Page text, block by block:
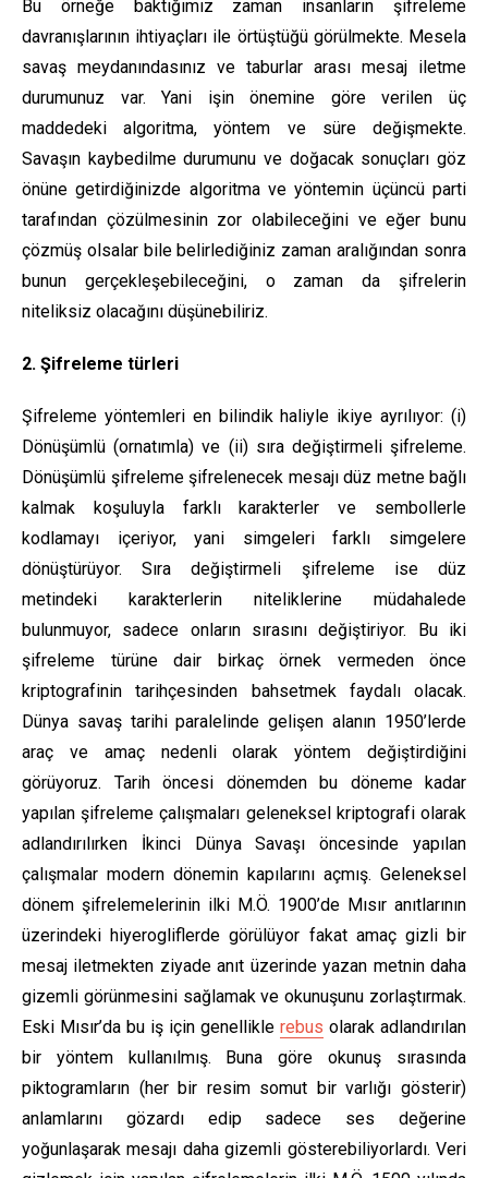
Bu örneğe baktığımız zaman insanların şifreleme
davranışlarının ihtiyaçları ile örtüştüğü görülmekte. Mesela
savaş meydanındasınız ve taburlar arası mesaj iletme
durumunuz var. Yani işin önemine göre verilen üç
maddedeki algoritma, yöntem ve süre değişmekte.
Savaşın kaybedilme durumunu ve doğacak sonuçları göz
önüne getirdiğinizde algoritma ve yöntemin üçüncü parti
tarafından çözülmesinin zor olabileceğini ve eğer bunu
çözmüş olsalar bile belirlediğiniz zaman aralığından sonra
bunun gerçekleşebileceğini, o zaman da şifrelerin
niteliksiz olacağını düşünebiliriz.
2. Şifreleme türleri
Şifreleme yöntemleri en bilindik haliyle ikiye ayrılıyor: (i)
Dönüşümlü (ornatımla) ve (ii) sıra değiştirmeli şifreleme.
Dönüşümlü şifreleme şifrelenecek mesajı düz metne bağlı
kalmak koşuluyla farklı karakterler ve sembollerle
kodlamayı içeriyor, yani simgeleri farklı simgelere
dönüştürüyor. Sıra değiştirmeli şifreleme ise düz
metindeki karakterlerin niteliklerine müdahalede
bulunmuyor, sadece onların sırasını değiştiriyor. Bu iki
şifreleme türüne dair birkaç örnek vermeden önce
kriptografinin tarihçesinden bahsetmek faydalı olacak.
Dünya savaş tarihi paralelinde gelişen alanın 1950’lerde
araç ve amaç nedenli olarak yöntem değiştirdiğini
görüyoruz. Tarih öncesi dönemden bu döneme kadar
yapılan şifreleme çalışmaları geleneksel kriptografi olarak
adlandırılırken İkinci Dünya Savaşı öncesinde yapılan
çalışmalar modern dönemin kapılarını açmış. Geleneksel
dönem şifrelemelerinin ilki M.Ö. 1900’de Mısır anıtlarının
üzerindeki hiyerogliflerde görülüyor fakat amaç gizli bir
mesaj iletmekten ziyade anıt üzerinde yazan metnin daha
gizemli görünmesini sağlamak ve okunuşunu zorlaştırmak.
Eski Mısır’da bu iş için genellikle rebus olarak adlandırılan
bir yöntem kullanılmış. Buna göre okunuş sırasında
piktogramların (her bir resim somut bir varlığı gösterir)
anlamlarını gözardı edip sadece ses değerine
yoğunlaşarak mesajı daha gizemli gösterebiliyorlardı. Veri